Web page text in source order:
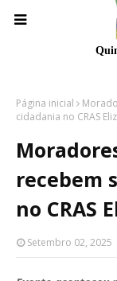
Página inicial
cidadania no CRAS
recebem
no CRAS
Setembro 02, 2025